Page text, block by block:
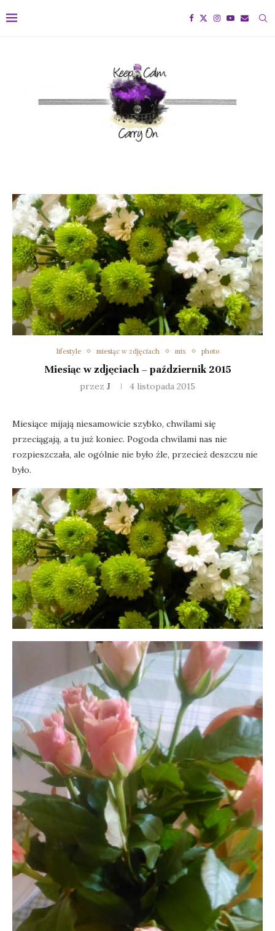
lifestyle miesiąc w zdjęciach mix photo
Miesiąc w zdjęciach – październik 2015
przez J 4 listopada 2015
Miesiące mijają niesamowicie szybko, chwilami się
przeciągają, a tu już koniec. Pogoda chwilami nas nie
rozpieszczała, ale ogólnie nie było źle, przecież deszczu nie
było.